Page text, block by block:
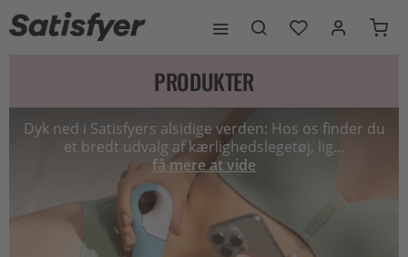
PRODUKTER
Dyk ned i Satisfyers alsidige verden: Hos os finder du
et bredt udvalg af kærlighedslegetøj, lig...
få mere at vide